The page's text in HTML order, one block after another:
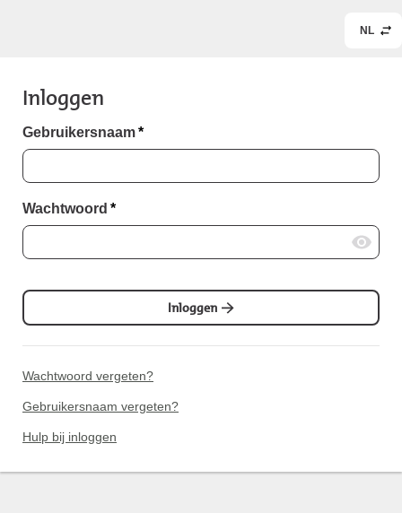
NL
Inloggen
Gebruikersnaam*
Wachtwoord *
Inloggen
Wachtwoord vergeten?
Gebruikersnaam vergeten?
Hulp bij inloggen